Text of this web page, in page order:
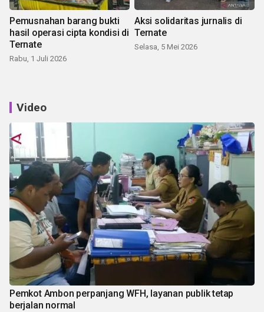
Pemusnahan barang bukti
hasil operasi cipta kondisi di
Ternate
Rabu, 1 Juli 2026
Aksi solidaritas jurnalis di
Ternate
Selasa, 5 Mei 2026
Video
Pemkot Ambon perpanjang WFH, layanan publik tetap
berjalan normal